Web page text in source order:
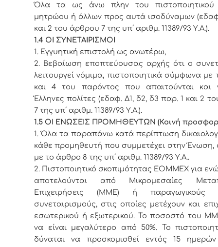
Όλα τα ως άνω πλην του πιστοποιητικού
μητρώου ή άλλων προς αυτά ισοδύναμων
και 2 του άρθρου 7 της υπ΄ αριθμ. 11389/93 Υ.Α.).
1.4 ΟΙ ΣΥΝΕΤΑΙΡΙΣΜΟΙ
1. Εγγυητική επιστολή ως ανωτέρω,
2. Βεβαίωση εποπτεύουσας αρχής ότι ο
λειτουργεί νόμιμα, πιστοποιητικά σύμφωνα με
και 4 του παρόντος που απαιτούνται και
Έλληνες πολίτες (εδαφ. Δ1, δ2, δ3 παρ. 1 και 2
7 της υπ΄ αριθμ. 11389/93 Υ.Α.).
1.5 ΟΙ ΕΝΩΣΕΙΣ ΠΡΟΜΗΘΕΥΤΩΝ (Κοινή
1. Όλα τα παραπάνω κατά περίπτωση
κάθε προμηθευτή που συμμετέχει στην
με το άρθρο 8 της υπ΄ αριθμ. 11389/93 Υ.Α..
2. Πιστοποιητικό σκοπιμότητας ΕΟΜΜΕΧ για
αποτελούνται από Μικρομεσαίες
Επιχειρήσεις (ΜΜΕ) ή παραγωγικούς
συνεταιρισμούς, στις οποίες μετέχουν και
εσωτερικού ή εξωτερικού. Το ποσοστό του
να είναι μεγαλύτερο από 50%. Το
δύναται να προσκομισθεί εντός 15